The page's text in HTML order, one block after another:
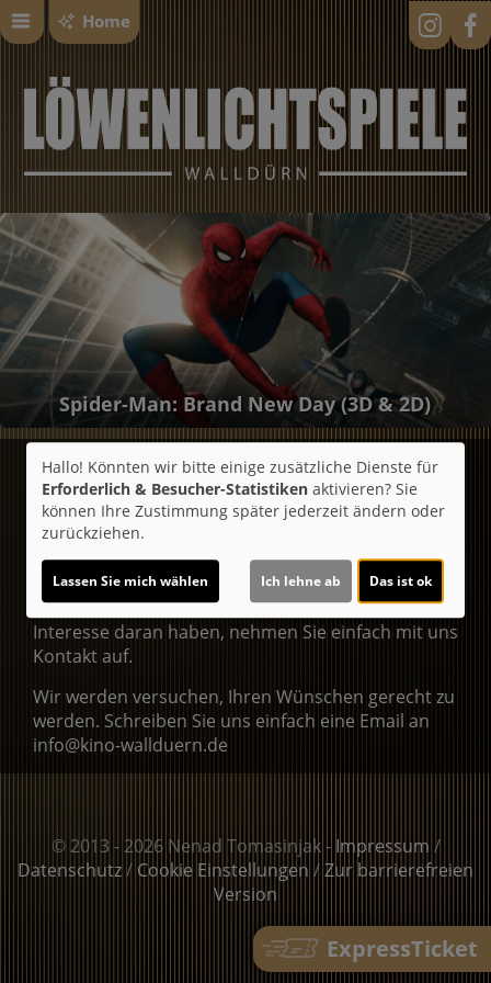
ExpressTicket
Home
Spider-Man: Brand New Day (3D & 2D)
Kinosaal mieten
SAALMIETE
Es ist uns immer ein Vergnügen, für spezielle
Anlässe unsere Säle an Sie zu vermieten. Sollten Sie
Interesse daran haben, nehmen Sie einfach mit uns
Kontakt auf.
Wir werden versuchen, Ihren Wünschen gerecht zu
werden. Schreiben Sie uns einfach eine Email an
info@kino-wallduern.de
© 2013 - 2026 Nenad Tomasinjak - Impressum /
Datenschutz/ Cookie Einstellungen /Zur barrierefreien
Version
Hallo! Könnten wir bitte einige zusätzliche Dienste für
Erforderlich & Besucher-Statistiken aktivieren? Sie
können Ihre Zustimmung später jederzeit ändern oder
zurückziehen.
Lassen Sie mich wählen Ich lehne ab Das ist ok